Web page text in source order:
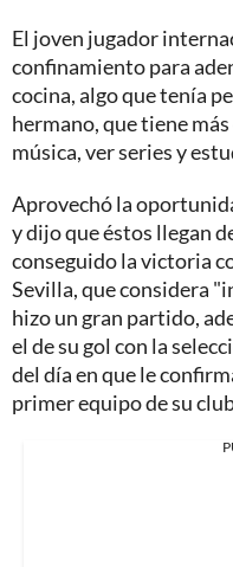
El joven jugador
confinamiento para
cocina, algo que tenía
hermano, que tiene
música, ver series y
Aprovechó la
y dijo que éstos llegan
conseguido la victoria
Sevilla, que considera
hizo un gran partido,
el de su gol con la
del día en que le
primer equipo de su